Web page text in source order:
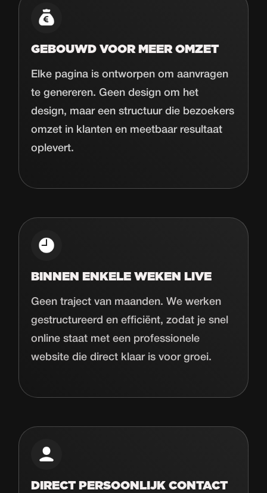
GEBOUWD VOOR MEER OMZET
Elke pagina is ontworpen om aanvragen
te genereren. Geen design om het
design, maar een structuur die bezoekers
omzet in klanten en meetbaar resultaat
oplevert.
BINNEN ENKELE WEKEN LIVE
Geen traject van maanden. We werken
gestructureerd en efficiënt, zodat je snel
online staat met een professionele
website die direct klaar is voor groei.
DIRECT PERSOONLIJK CONTACT